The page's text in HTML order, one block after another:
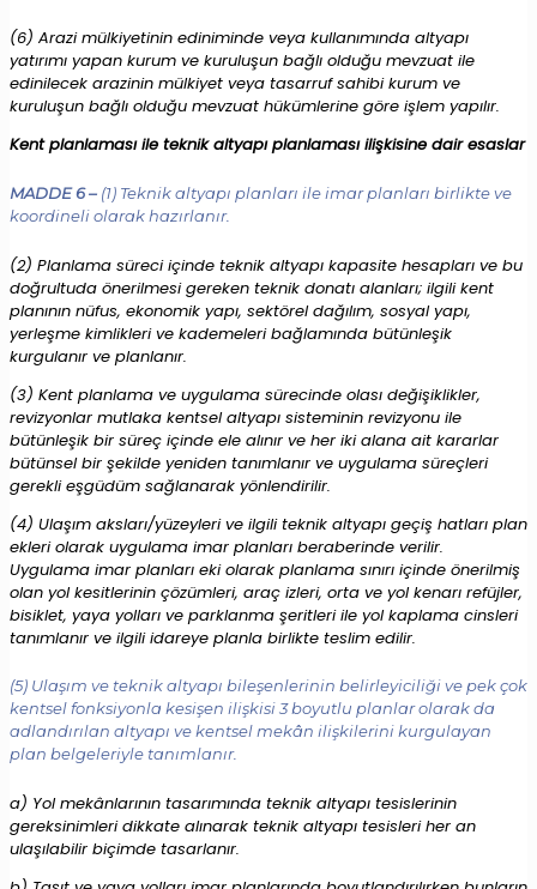
(6) Arazi mülkiyetinin ediniminde veya kullanımında altyapı
yatırımı yapan kurum ve kuruluşun bağlı olduğu mevzuat ile
edinilecek arazinin mülkiyet veya tasarruf sahibi kurum ve
kuruluşun bağlı olduğu mevzuat hükümlerine göre işlem yapılır.
Kent planlaması ile teknik altyapı planlaması ilişkisine dair esaslar
MADDE 6 – (1) Teknik altyapı planları ile imar planları birlikte ve
koordineli olarak hazırlanır.
(2) Planlama süreci içinde teknik altyapı kapasite hesapları ve bu
doğrultuda önerilmesi gereken teknik donatı alanları; ilgili kent
planının nüfus, ekonomik yapı, sektörel dağılım, sosyal yapı,
yerleşme kimlikleri ve kademeleri bağlamında bütünleşik
kurgulanır ve planlanır.
(3) Kent planlama ve uygulama sürecinde olası değişiklikler,
revizyonlar mutlaka kentsel altyapı sisteminin revizyonu ile
bütünleşik bir süreç içinde ele alınır ve her iki alana ait kararlar
bütünsel bir şekilde yeniden tanımlanır ve uygulama süreçleri
gerekli eşgüdüm sağlanarak yönlendirilir.
(4) Ulaşım aksları/yüzeyleri ve ilgili teknik altyapı geçiş hatları plan
ekleri olarak uygulama imar planları beraberinde verilir.
Uygulama imar planları eki olarak planlama sınırı içinde önerilmiş
olan yol kesitlerinin çözümleri, araç izleri, orta ve yol kenarı refüjler,
bisiklet, yaya yolları ve parklanma şeritleri ile yol kaplama cinsleri
tanımlanır ve ilgili idareye planla birlikte teslim edilir.
(5) Ulaşım ve teknik altyapı bileşenlerinin belirleyiciliği ve pek çok
kentsel fonksiyonla kesişen ilişkisi 3 boyutlu planlar olarak da
adlandırılan altyapı ve kentsel mekân ilişkilerini kurgulayan
plan belgeleriyle tanımlanır.
a) Yol mekânlarının tasarımında teknik altyapı tesislerinin
gereksinimleri dikkate alınarak teknik altyapı tesisleri her an
ulaşılabilir biçimde tasarlanır.